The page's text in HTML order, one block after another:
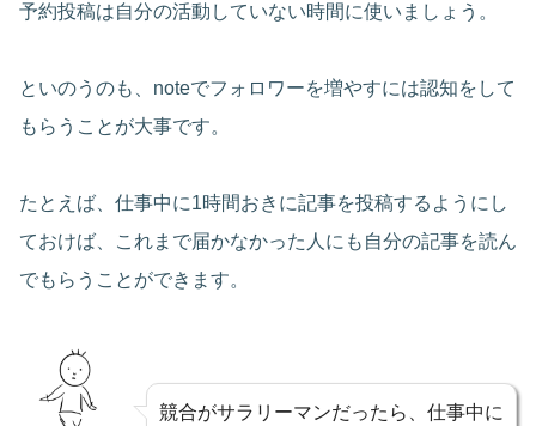
予約投稿は自分の活動していない時間に使いましょう。
といのうのも、noteでフォロワーを増やすには認知をして
もらうことが大事です。
たとえば、仕事中に1時間おきに記事を投稿するようにし
ておけば、これまで届かなかった人にも自分の記事を読ん
でもらうことができます。
競合がサラリーマンだったら、仕事中に